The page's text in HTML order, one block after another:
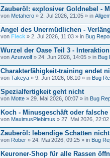
Zauberöl: explosiver Goldnebel -
von Metahero » 2. Jul 2026, 21:05 » in
Angel des Unermüdlichen -
von Fleck » 2. Jul 2026, 11:03 » in Bug
Wurzel der Oase Teil 3 -
von Azurwolf » 24. Jun 2026, 14:05 » in Bug
Charakterfähigkeit-training endet
von Takeya » 9. Jun 2026, 08:10 » in Bug
Spezialfertigkeit geht nicht
von Motte » 29. Mai 2026, 00:07 » in Bug
Koch - Minusgeschäft oder
von MaximusPlebimus » 27. Mai 2026, 22:02
Zauberöl: lebendige Schatten
von Rober » 24. Mai 2026, 09:25 » in Bug
Keuroner-Shop für alle Rassen